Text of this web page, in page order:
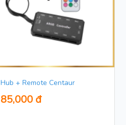
Hub + Remote Centaur
85,000 đ